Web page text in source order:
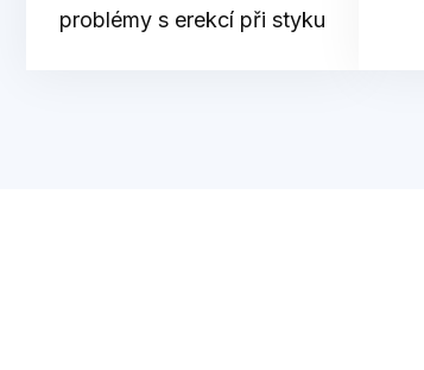
problémy s erekcí při styku